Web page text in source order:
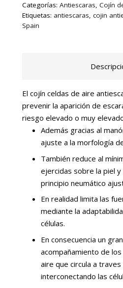
válvula
cantidad
Categorías: Antiescaras, Cojín
Etiquetas: antiescaras, cojin
Spain
El cojín celdas de aire
prevenir la aparición de
riesgo elevado o muy
Además gracias al
ajuste a la morfología
También reduce al
ejercidas sobre la piel
principio neumático
En realidad limita las
mediante la
células.
En consecuencia un
acompañamiento de
aire que circula a
interconectando las